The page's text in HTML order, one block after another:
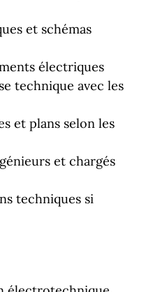
et schémas
électriques
technique avec les
et plans selon les
et chargés
techniques si